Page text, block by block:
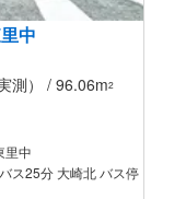
中
実測） / 96.06m2
里中
ス25分 大崎北 バス停